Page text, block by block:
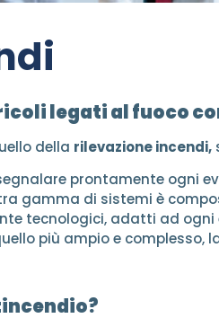
legati al fuoco
della rilevazione incendi,
prontamente ogni
gamma di sistemi è
tecnologici, adatti ad ogni
più ampio e